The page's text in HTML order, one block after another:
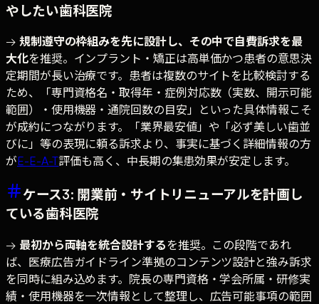
やしたい歯科医院
→ 規制遵守の枠組みを先に設計し、その中で自費訴求を最
大化を推奨。インプラント・矯正は高単価かつ患者の意思決
定期間が長い治療です。患者は複数のサイトを比較検討する
ため、「専門資格名・取得年・症例対応数（実数、開示可能
範囲）・使用機器・通院回数の目安」といった具体情報こそ
が成約につながります。「業界最安値」や「必ず美しい歯並
びに」等の表現に頼る訴求より、事実に基づく詳細情報の方
がE-E-A-T評価も高く、中長期の集患効果が安定します。
ケース3: 開業前・サイトリニューアルを計画し
ている歯科医院
→ 最初から両軸を統合設計するを推奨。この段階であれ
ば、医療広告ガイドライン準拠のコンテンツ設計と強み訴求
を同時に組み込めます。院長の専門資格・学会所属・研修実
績・使用機器を一次情報として整理し、広告可能事項の範囲